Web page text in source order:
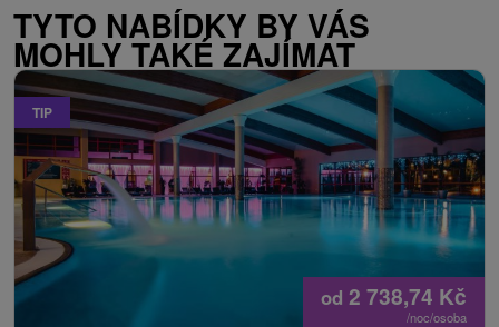
TYTO NABÍDKY BY VÁS
MOHLY TAKÉ ZAJÍMAT
TIP
od 2 738,74 Kč
/noc/osoba